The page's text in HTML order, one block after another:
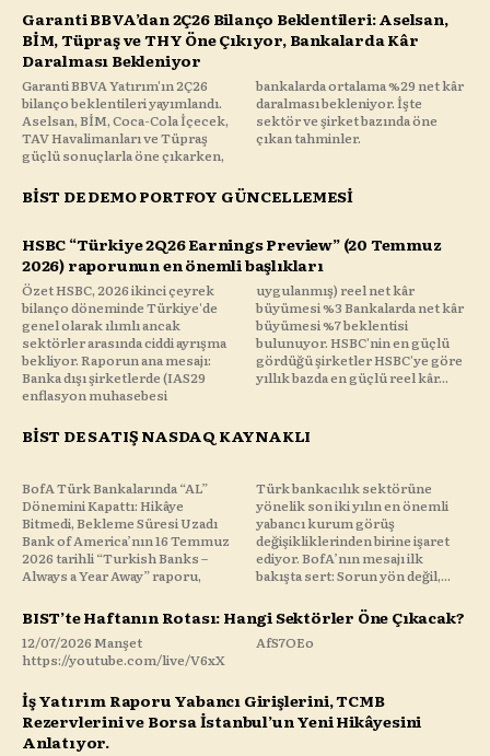
Garanti BBVA’dan 2Ç26 Bilanço Beklentileri: Aselsan,
BİM, Tüpraş ve THY Öne Çıkıyor, Bankalarda Kâr
Daralması Bekleniyor
Garanti BBVA Yatırım'ın 2Ç26
bilanço beklentileri yayımlandı.
Aselsan, BİM, Coca-Cola İçecek,
TAV Havalimanları ve Tüpraş
güçlü sonuçlarla öne çıkarken,
bankalarda ortalama %29 net kâr
daralması bekleniyor. İşte
sektör ve şirket bazında öne
çıkan tahminler.
BİST DE DEMO PORTFOY GÜNCELLEMESİ
HSBC “Türkiye 2Q26 Earnings Preview” (20 Temmuz
2026) raporunun en önemli başlıkları
Özet HSBC, 2026 ikinci çeyrek
bilanço döneminde Türkiye'de
genel olarak ılımlı ancak
sektörler arasında ciddi ayrışma
bekliyor. Raporun ana mesajı:
Banka dışı şirketlerde (IAS29
enflasyon muhasebesi
uygulanmış) reel net kâr
büyümesi %3 Bankalarda net kâr
büyümesi %7 beklentisi
bulunuyor. HSBC'nin en güçlü
gördüğü şirketler HSBC'ye göre
yıllık bazda en güçlü reel kâr...
BİST DE SATIŞ NASDAQ KAYNAKLI
BofA Türk Bankalarında “AL”
Dönemini Kapattı: Hikâye
Bitmedi, Bekleme Süresi Uzadı
Bank of America’nın 16 Temmuz
2026 tarihli “Turkish Banks –
Always a Year Away” raporu,
Türk bankacılık sektörüne
yönelik son iki yılın en önemli
yabancı kurum görüş
değişikliklerinden birine işaret
ediyor. BofA’nın mesajı ilk
bakışta sert: Sorun yön değil,...
BIST’te Haftanın Rotası: Hangi Sektörler Öne Çıkacak?
12/07/2026 Manşet
https://youtube.com/live/V6xX
AfS7OEo
İş Yatırım Raporu Yabancı Girişlerini, TCMB
Rezervlerini ve Borsa İstanbul’un Yeni Hikâyesini
Anlatıyor.